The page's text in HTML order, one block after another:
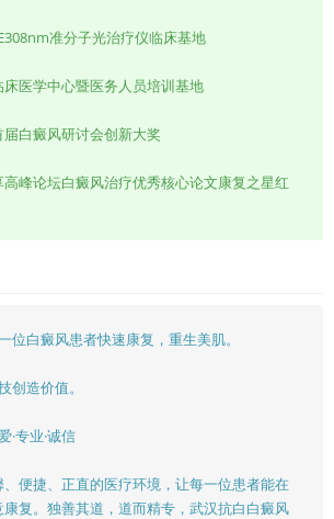
准分子光治疗仪临床基地
医学中心暨医务人员培训基地
白癜风研讨会创新大奖
峰论坛白癜风治疗优秀核心论文康复之星红
位白癜风患者快速康复，重生美肌。
创造价值。
·专业·诚信
便捷、正直的医疗环境，让每一位患者能在
复。独善其道，道而精专，武汉抗白白癜风